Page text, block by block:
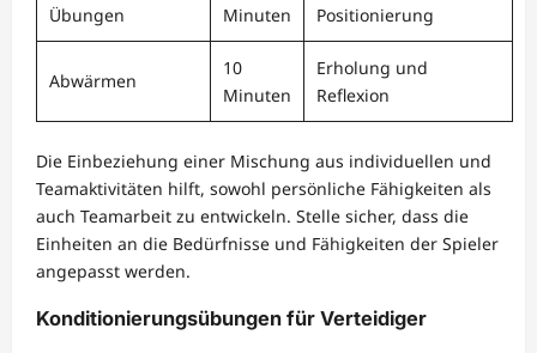
Übungen
Minuten
Positionierung
Abwärmen
10
Minuten
Erholung und
Reflexion
Die Einbeziehung einer Mischung aus individuellen und
Teamaktivitäten hilft, sowohl persönliche Fähigkeiten als
auch Teamarbeit zu entwickeln. Stelle sicher, dass die
Einheiten an die Bedürfnisse und Fähigkeiten der Spieler
angepasst werden.
Konditionierungsübungen für Verteidiger